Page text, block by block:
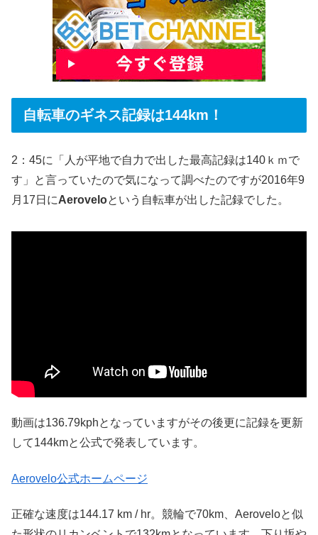
自転車のギネス記録は144km！
2：45に「人が平地で自力で出した最高記録は140ｋｍで
す」と言っていたので気になって調べたのですが2016年9
月17日にAeroveloという自転車が出した記録でした。
動画は136.79kphとなっていますがその後更に記録を更新
して144kmと公式で発表しています。
Aerovelo公式ホームページ
正確な速度は144.17 km / hr。競輪で70km、Aeroveloと似